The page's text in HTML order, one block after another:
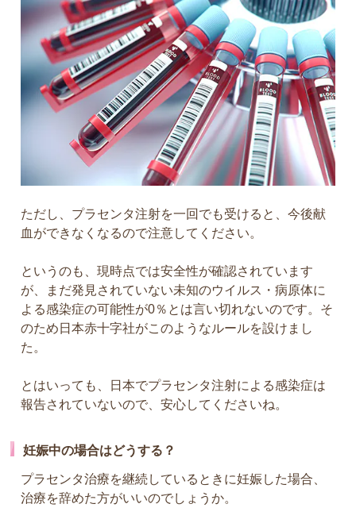
ただし、プラセンタ注射を一回でも受けると、今後献
血ができなくなるので注意してください。
というのも、現時点では安全性が確認されています
が、まだ発見されていない未知のウイルス・病原体に
よる感染症の可能性が0％とは言い切れないのです。そ
のため日本赤十字社がこのようなルールを設けまし
た。
とはいっても、日本でプラセンタ注射による感染症は
報告されていないので、安心してくださいね。
妊娠中の場合はどうする？
プラセンタ治療を継続しているときに妊娠した場合、
治療を辞めた方がいいのでしょうか。